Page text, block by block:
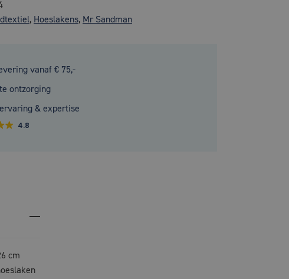
, Hoeslakens, Mr Sandman
vanaf € 75,-
ontzorging
& expertise
4.8
cm